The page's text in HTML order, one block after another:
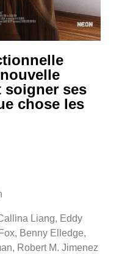
soigner ses
chose les
Liang, Eddy
Benny Elledge,
Robert M. Jimenez